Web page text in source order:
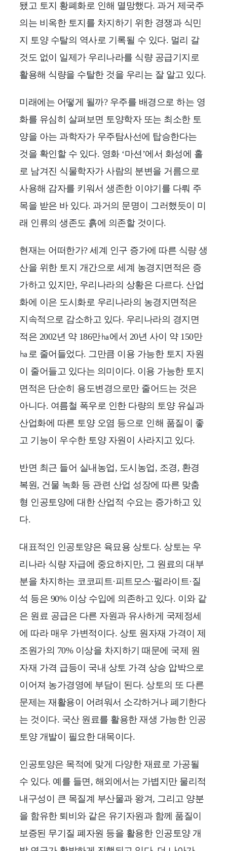
됐고 토지 황폐화로 인해 멸망했다. 과거 제국주
의는 비옥한 토지를 차지하기 위한 경쟁과 식민
지 토양 수탈의 역사로 기록될 수 있다. 멀리 갈
것도 없이 일제가 우리나라를 식량 공급기지로
활용해 식량을 수탈한 것을 우리는 잘 알고 있다.
미래에는 어떻게 될까? 우주를 배경으로 하는 영
화를 유심히 살펴보면 토양학자 또는 최소한 토
양을 아는 과학자가 우주탐사선에 탑승한다는
것을 확인할 수 있다. 영화 ‘마션’에서 화성에 홀
로 남겨진 식물학자가 사람의 분변을 거름으로
사용해 감자를 키워서 생존한 이야기를 다뤄 주
목을 받은 바 있다. 과거의 문명이 그러했듯이 미
래 인류의 생존도 흙에 의존할 것이다.
현재는 어떠한가? 세계 인구 증가에 따른 식량 생
산을 위한 토지 개간으로 세계 농경지면적은 증
가하고 있지만, 우리나라의 상황은 다르다. 산업
화에 이은 도시화로 우리나라의 농경지면적은
지속적으로 감소하고 있다. 우리나라의 경지면
적은 2002년 약 186만㏊에서 20년 사이 약 150만
㏊로 줄어들었다. 그만큼 이용 가능한 토지 자원
이 줄어들고 있다는 의미이다. 이용 가능한 토지
면적은 단순히 용도변경으로만 줄어드는 것은
아니다. 여름철 폭우로 인한 다량의 토양 유실과
산업화에 따른 토양 오염 등으로 인해 품질이 좋
고 기능이 우수한 토양 자원이 사라지고 있다.
반면 최근 들어 실내농업, 도시농업, 조경, 환경
복원, 건물 녹화 등 관련 산업 성장에 따른 맞춤
형 인공토양에 대한 산업적 수요는 증가하고 있
다.
대표적인 인공토양은 육묘용 상토다. 상토는 우
리나라 식량 자급에 중요하지만, 그 원료의 대부
분을 차지하는 코코피트·피트모스·펄라이트·질
석 등은 90% 이상 수입에 의존하고 있다. 이와 같
은 원료 공급은 다른 자원과 유사하게 국제정세
에 따라 매우 가변적이다. 상토 원자재 가격이 제
조원가의 70% 이상을 차지하기 때문에 국제 원
자재 가격 급등이 국내 상토 가격 상승 압박으로
이어져 농가경영에 부담이 된다. 상토의 또 다른
문제는 재활용이 어려워서 소각하거나 폐기한다
는 것이다. 국산 원료를 활용한 재생 가능한 인공
토양 개발이 필요한 대목이다.
인공토양은 목적에 맞게 다양한 재료로 가공될
수 있다. 예를 들면, 해외에서는 가볍지만 물리적
내구성이 큰 목질계 부산물과 왕겨, 그리고 양분
을 함유한 퇴비와 같은 유기자원과 함께 품질이
보증된 무기질 폐자원 등을 활용한 인공토양 개